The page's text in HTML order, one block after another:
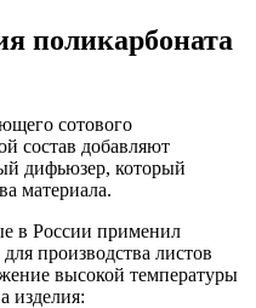
поликарбоната
сотового
состав добавляют
дифьюзер, который
материала.
в России применил
производства листов
высокой температуры
изделия: